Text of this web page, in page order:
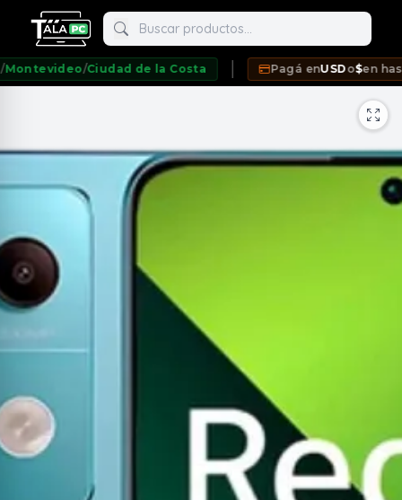
Buscar productos
/Ciudad de la Costa Pagá enUSDo$en hasta 12